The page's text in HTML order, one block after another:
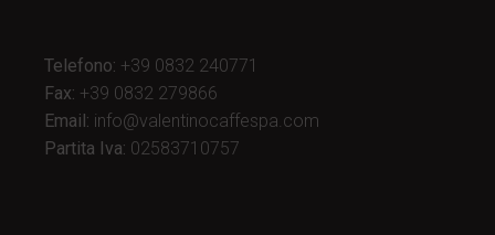
Telefono: +39 0832 240771
Fax: +39 0832 279866
Email: info@valentinocaffespa.com
Partita Iva: 02583710757